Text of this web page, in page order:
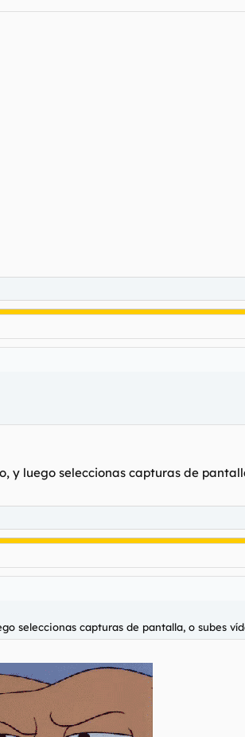
luego seleccionas capturas de
seleccionas capturas de pantalla, o subes